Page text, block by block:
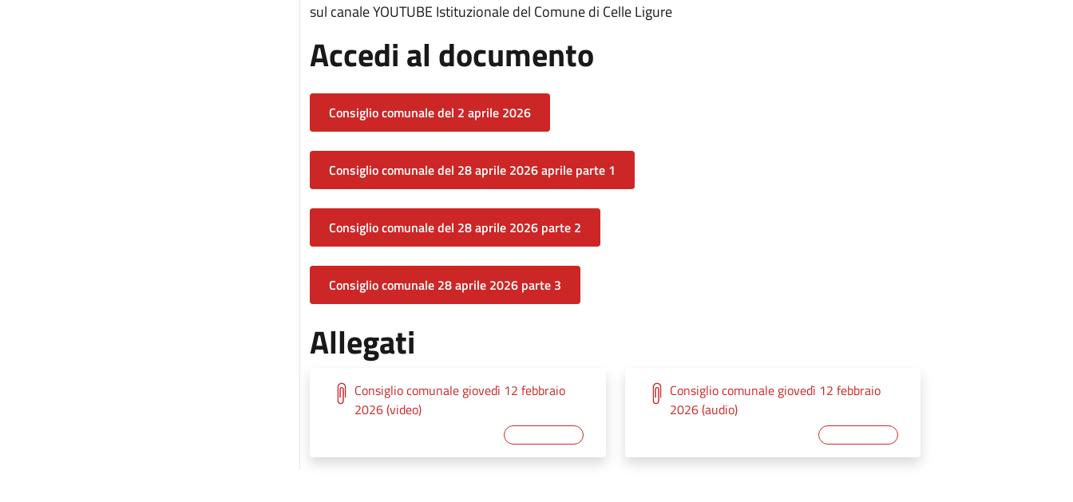
sul canale YOUTUBE Istituzionale del Comune di Celle Ligure
Accedi al documento
Consiglio comunale del 2 aprile 2026
Consiglio comunale del 28 aprile 2026 aprile parte 1
Consiglio comunale del 28 aprile 2026 parte 2
Consiglio comunale 28 aprile 2026 parte 3
Allegati
Consiglio comunale giovedì 12 febbraio
2026 (video)
Consiglio comunale giovedì 12 febbraio
2026 (audio)